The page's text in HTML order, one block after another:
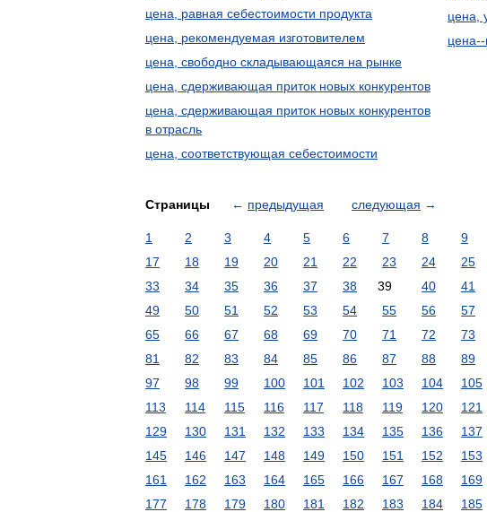
цена, равная себестоимости продукта
цена, рекомендуемая изготовителем
цена, свободно складывающаяся на рынке
цена, сдерживающая приток новых конкурентов
цена, сдерживающая приток новых конкурентов
в отрасль
цена, соответствующая себестоимости
цена,
цена--
Страницы ← предыдущая следующая →
1 2 3 4 5 6 7 8 9
17
18 19 20 21 22 23 24 25
33
34 35 36 37 38 39 40 41
49
50 51 52 53 54 55 56 57
65
66 67 68 69 70 71 72 73
81
82 83 84 85 86 87 88 89
97
98 99 100 101 102 103 104 105
113
114 115 116 117 118 119 120 121
129
130 131 132 133 134 135 136 137
145
146 147 148 149 150 151 152 153
161
162 163 164 165 166 167 168 169
177
178 179 180 181 182 183 184 185